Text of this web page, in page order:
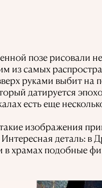
позе рисовали
из самых
руками выбит на
датируется
есть еще
изображения
Интересная деталь:
в храмах подобные